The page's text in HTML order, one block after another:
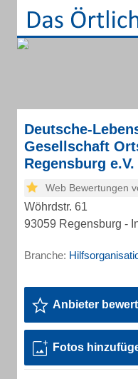
Deutsche-
Gesellschaft
Regensburg e.V.
Web Bewertungen
Wöhrdstr. 61
93059 Regensburg -
Branche:
Anbieter
Fotos